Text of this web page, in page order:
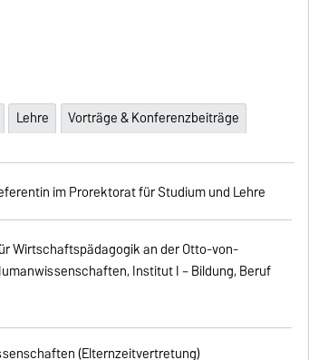
Lehre
Vorträge & Konferenzbeiträge
im Prorektorat für Studium und Lehre
Wirtschaftspädagogik an der Otto-von-
Institut I – Bildung, Beruf
(Elternzeitvertretung)